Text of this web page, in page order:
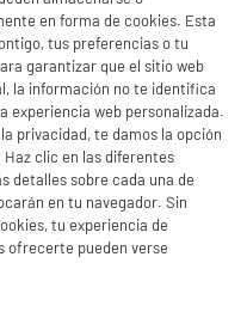
en forma de cookies. Esta
tus preferencias o tu
garantizar que el sitio web
la información no te identifica
experiencia web personalizada.
privacidad, te damos la opción
clic en las diferentes
detalles sobre cada una de
en tu navegador. Sin
tu experiencia de
ofrecerte pueden verse